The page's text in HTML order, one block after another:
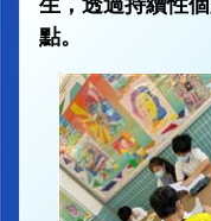
生，透過持續性
點。